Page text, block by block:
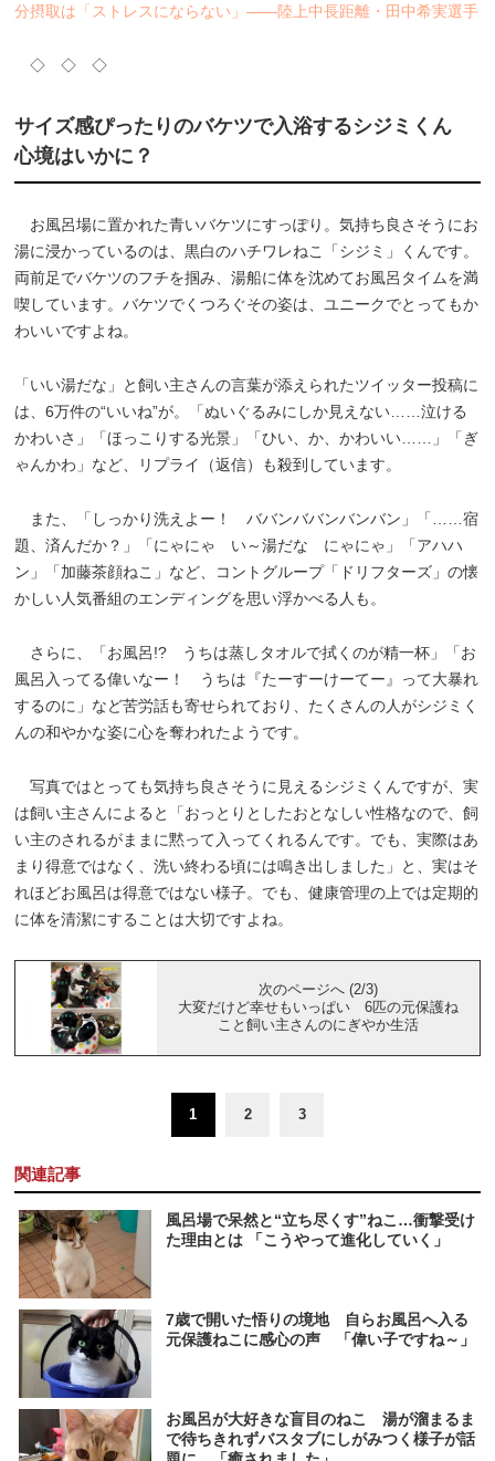
分摂取は「ストレスにならない」――陸上中長距離・田中希実選手
◇ ◇ ◇
サイズ感ぴったりのバケツで入浴するシジミくん
心境はいかに？
お風呂場に置かれた青いバケツにすっぽり。気持ち良さそうにお
湯に浸かっているのは、黒白のハチワレねこ「シジミ」くんです。
両前足でバケツのフチを掴み、湯船に体を沈めてお風呂タイムを満
喫しています。バケツでくつろぐその姿は、ユニークでとってもか
わいいですよね。
「いい湯だな」と飼い主さんの言葉が添えられたツイッター投稿に
は、6万件の“いいね”が。「ぬいぐるみにしか見えない……泣ける
かわいさ」「ほっこりする光景」「ひい、か、かわいい……」「ぎ
ゃんかわ」など、リプライ（返信）も殺到しています。
また、「しっかり洗えよー！ ババンババンバンバン」「……宿
題、済んだか？」「にゃにゃ い～湯だな にゃにゃ」「アハハ
ン」「加藤茶顔ねこ」など、コントグループ「ドリフターズ」の懐
かしい人気番組のエンディングを思い浮かべる人も。
さらに、「お風呂!? うちは蒸しタオルで拭くのが精一杯」「お
風呂入ってる偉いなー！ うちは『たーすーけーてー』って大暴れ
するのに」など苦労話も寄せられており、たくさんの人がシジミく
んの和やかな姿に心を奪われたようです。
写真ではとっても気持ち良さそうに見えるシジミくんですが、実
は飼い主さんによると「おっとりとしたおとなしい性格なので、飼
い主のされるがままに黙って入ってくれるんです。でも、実際はあ
まり得意ではなく、洗い終わる頃には鳴き出しました」と、実はそ
れほどお風呂は得意ではない様子。でも、健康管理の上では定期的
に体を清潔にすることは大切ですよね。
次のページへ (2/3)
大変だけど幸せもいっぱい 6匹の元保護ね
こと飼い主さんのにぎやか生活
1 2 3
関連記事
風呂場で呆然と“立ち尽くす”ねこ…衝撃受け
た理由とは 「こうやって進化していく」
7歳で開いた悟りの境地 自らお風呂へ入る
元保護ねこに感心の声 「偉い子ですね～」
お風呂が大好きな盲目のねこ 湯が溜まるま
で待ちきれずバスタブにしがみつく様子が話